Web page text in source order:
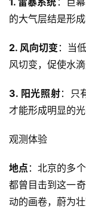
的大气层结是形成
2. 风向切变 ：当
风切变，促使水滴
3. 阳光照射：只
才能形成明显的光
观测体验
地点 ：北京的多
都曾目击到这一
动的画卷，蔚为壮